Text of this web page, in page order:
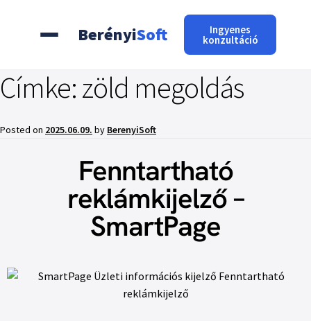
BerényiSoft Ingyenes
konzultáció
Címke:zöld megoldás
Posted on 2025.06.09. by BerenyiSoft
Fenntartható
reklámkijelző –
SmartPage